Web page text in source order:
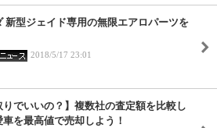
新型ジェイド専用の無限エアロパーツを
2018/5/17 23:01
りでいいの？】複数社の査定額を比較し
車を最高値で売却しよう！